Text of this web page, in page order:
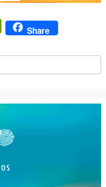
PrintFriendly
Share